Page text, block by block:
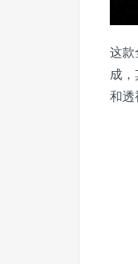
这款
成
和透